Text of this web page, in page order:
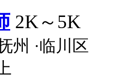
2K～5K
州 ·临川区